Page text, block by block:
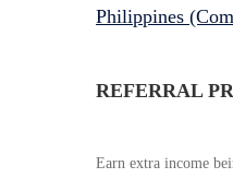
Philippines
REFERRAL
Earn extra income